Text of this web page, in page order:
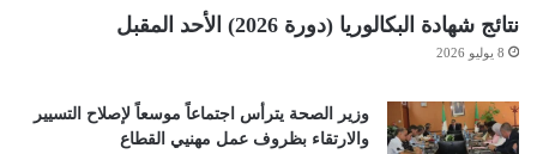
نتائج شهادة البكالوريا (دورة 2026) الأحد المقبل
8 يوليو 2026
وزير الصحة يترأس اجتماعاً موسعاً لإصلاح التسيير
والارتقاء بظروف عمل مهنيي القطاع